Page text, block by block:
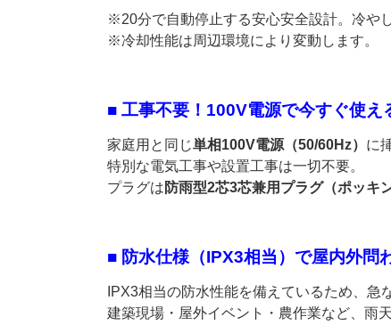
※20分で自動停止する安心安全設計。冷や
※冷却性能は周辺環境により変動します。
■ 工事不要！100V電源で今すぐ使え
家庭用と同じ単相100V電源（50/60Hz） に
特別な電気工事や設置工事は一切不要。
プラグは 防雨型2芯3芯兼用プラグ（ポッキ
■ 防水仕様（IPX3相当）で屋内外問
IPX3相当の防水性能を備えているため、急
建築現場・屋外イベント・農作業など、雨